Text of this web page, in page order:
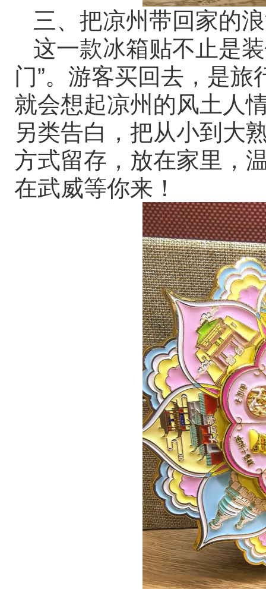
三、把凉州带回家的
这一款冰箱贴不止是
门”。游客买回去，是
就会想起凉州的风土人
另类告白，把从小到大
方式留存，放在家里，
在武威等你来！